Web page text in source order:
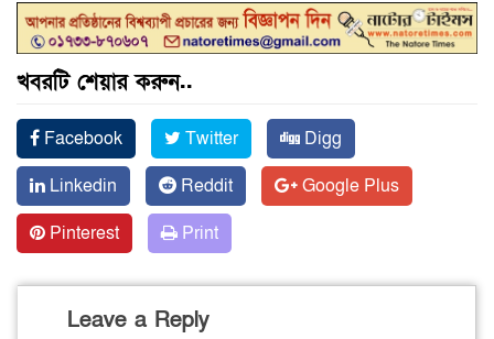
খবরটি শেয়ার করুন..
Facebook Twitter
Digg
Linkedin
Reddit
Google Plus
Pinterest
Print
Leave a Reply